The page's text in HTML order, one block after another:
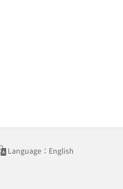
Language：English